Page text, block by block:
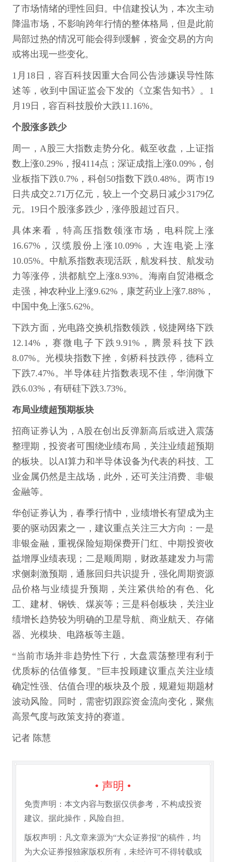
了市场情绪的理性回归。中信建投认为，本次主动
降温市场，不影响跨年行情的整体格局，但是此前
局部过热的情况可能会得到缓解，资金交易的方向
或将出现一些变化。
1月18日，容百科技因重大合同公告涉嫌误导性陈
述等，收到中国证监会下发的《立案告知书》。1
月19日，容百科技股价大跌11.16%。
个股涨多跌少
周一，A股三大指数走势分化。截至收盘，上证指
数上涨0.29%，报4114点；深证成指上涨0.09%，创
业板指下跌0.7%，科创50指数下跌0.48%。两市19
日共成交2.71万亿元，较上一个交易日减少3179亿
元。19日个股涨多跌少，涨停股超过百只。
具体来看，特高压指数领涨市场，电科院上涨
16.67%，汉缆股份上涨10.09%，大连电瓷上涨
10.05%。中航系指数表现活跃，航发科技、航发动
力等涨停，洪都航空上涨8.93%。海南自贸港概念
走强，神农种业上涨9.62%，康芝药业上涨7.88%，
中国中免上涨5.62%。
下跌方面，光电路交换机指数领跌，锐捷网络下跌
12.14%，赛微电子下跌9.91%，腾景科技下跌
8.07%。光模块指数下挫，剑桥科技跌停，德科立
下跌7.47%。半导体硅片指数表现不佳，华润微下
跌6.03%，有研硅下跌3.73%。
布局业绩超预期板块
招商证券认为，A股在创出反弹新高后或进入震荡
整理期，投资者可围绕业绩布局，关注业绩超预期
的板块。以AI算力和半导体设备为代表的科技、工
业金属仍然是主战场，此外，还可关注消费、非银
金融等。
华创证券认为，春季行情中，业绩增长有望成为主
要的驱动因素之一，建议重点关注三大方向：一是
非银金融，重视保险短期保费开门红、中期投资收
益增厚业绩表现；二是顺周期，财政基建发力与需
求侧刺激预期，通胀回归共识提升，强化周期资源
品价格与业绩提升预期，关注紧供给的有色、化
工、建材、钢铁、煤炭等；三是科创板块，关注业
绩增长趋势较为明确的卫星导航、商业航天、存储
器、光模块、电路板等主题。
“当前市场并非趋势性下行，大盘震荡整理有利于
优质标的估值修复。”巨丰投顾建议重点关注业绩
确定性强、估值合理的板块及个股，规避短期题材
波动风险。同时，需密切跟踪资金流向变化，聚焦
高景气度与政策支持的赛道。
记者 陈慧
• 声明 •
免责声明：本文内容与数据仅供参考，不构成投资
建议。据此操作，风险自担。
版权声明：凡文章来源为“大众证券报”的稿件，均
为大众证券报独家版权所有，未经许可不得转载或